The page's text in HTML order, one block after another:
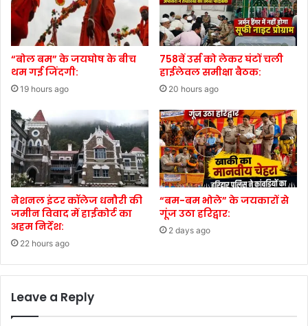
“बोल बम” के जयघोष के बीच
थम गई जिंदगी:
19 hours ago
758वें उर्स को लेकर घंटों चली
हाईलेवल समीक्षा बैठक:
20 hours ago
नेशनल इंटर कॉलेज धनौरी की
जमीन विवाद में हाईकोर्ट का
अहम निर्देश:
22 hours ago
“बम-बम भोले” के जयकारों से
गूंज उठा हरिद्वार:
2 days ago
Leave a Reply